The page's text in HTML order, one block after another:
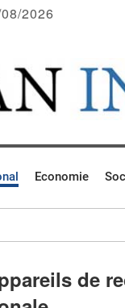
2026
Economie
de